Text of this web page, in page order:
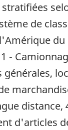
de
du
-
distance,
d'articles